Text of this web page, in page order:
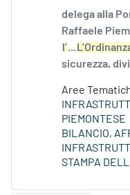
delega alla
Raffaele
l’...
sicurezza,
Aree
PIEMONTESE
BILANCIO,
STAMPA